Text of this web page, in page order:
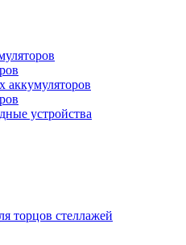
аккумуляторов
устройства
торцов стеллажей